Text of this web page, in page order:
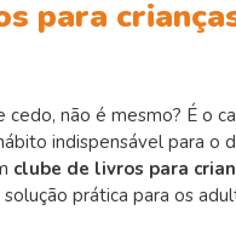
para
não é mesmo? É o
indispensável para o
clube de livros para
prática para os